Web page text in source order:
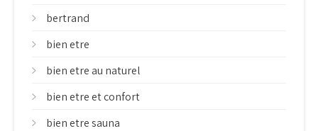
bertrand
bien etre
bien etre au naturel
bien etre et confort
bien etre sauna